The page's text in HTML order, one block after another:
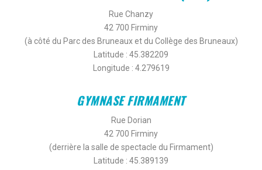
Rue Chanzy
42 700 Firminy
(à côté du Parc des Bruneaux et du Collège des Bruneaux)
Latitude : 45.382209
Longitude : 4.279619
GYMNASE FIRMAMENT
Rue Dorian
42 700 Firminy
(derrière la salle de spectacle du Firmament)
Latitude : 45.389139